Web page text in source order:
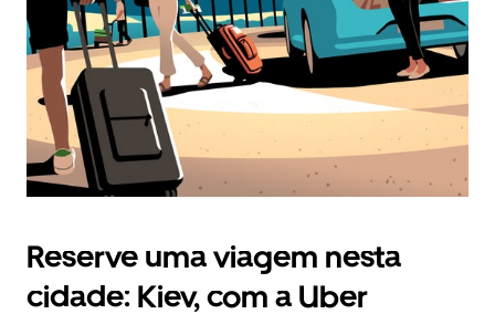
fechar
o
calendário.
Reserve uma viagem nesta
cidade: Kiev, com a Uber